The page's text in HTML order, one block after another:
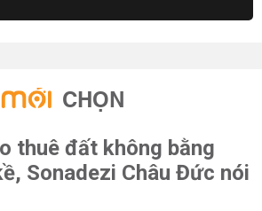
CHỌN
thuê đất không bằng
Sonadezi Châu Đức nói